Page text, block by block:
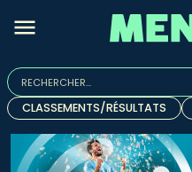
Rechercher :
Quand les résultats de
CLASSEMENTS/RÉSULTATS